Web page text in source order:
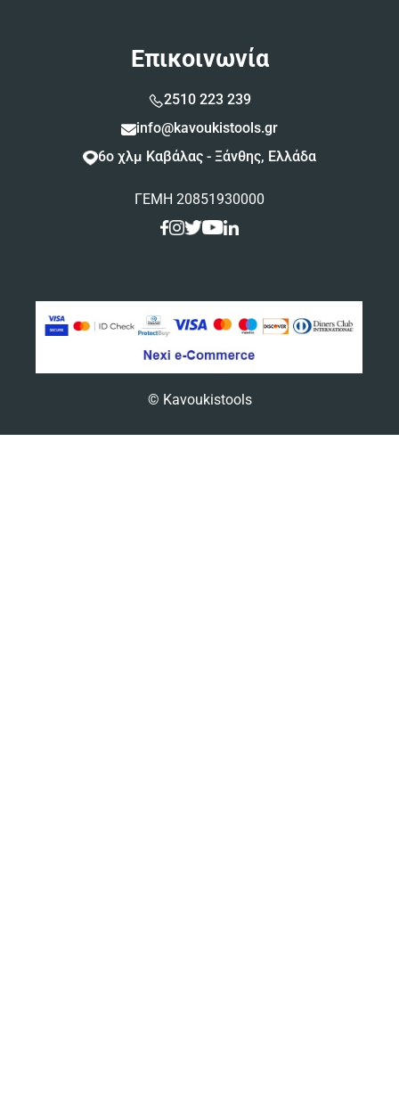
Επικοινωνία
2510 223 239
info@kavoukistools.gr
6ο χλμ Καβάλας - Ξάνθης, Ελλάδα
ΓΕΜΗ 20851930000
© Kavoukistools